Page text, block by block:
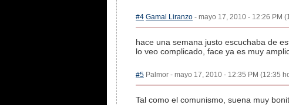
#4 Gamal Liranzo - mayo 17, 2010 - 12:26 PM
hace una semana justo escuchaba de
lo veo complicado, face ya es muy
#5 Palmor - mayo 17, 2010 - 12:35 PM (12:35
Tal como el comunismo, suena muy